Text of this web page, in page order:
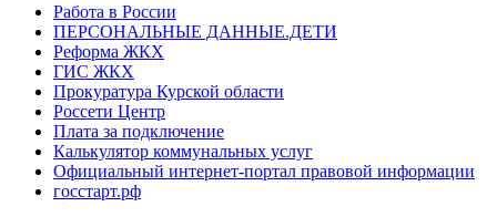
Работа в России
ПЕРСОНАЛЬНЫЕ ДАННЫЕ.ДЕТИ
Реформа ЖКХ
ГИС ЖКХ
Прокуратура Курской области
Россети Центр
Плата за подключение
Калькулятор коммунальных услуг
Официальный интернет-портал правовой информации
госстарт.рф